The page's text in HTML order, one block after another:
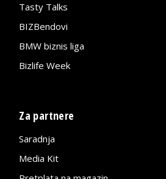
Tasty Talks
BIZBendovi
BMW biznis liga
Bizlife Week
Za partnere
Saradnja
Media Kit